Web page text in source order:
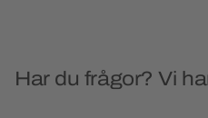
Har du frågor? Vi